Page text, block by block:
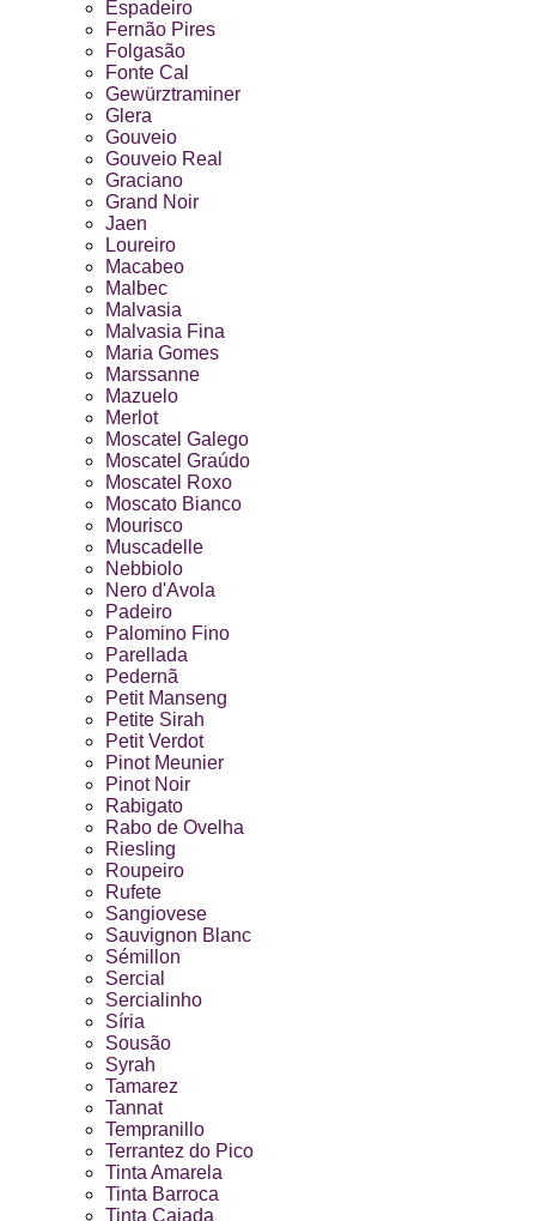
Espadeiro
Fernão Pires
Folgasão
Fonte Cal
Gewürztraminer
Glera
Gouveio
Gouveio Real
Graciano
Grand Noir
Jaen
Loureiro
Macabeo
Malbec
Malvasia
Malvasia Fina
Maria Gomes
Marssanne
Mazuelo
Merlot
Moscatel Galego
Moscatel Graúdo
Moscatel Roxo
Moscato Bianco
Mourisco
Muscadelle
Nebbiolo
Nero d'Avola
Padeiro
Palomino Fino
Parellada
Pedernã
Petit Manseng
Petite Sirah
Petit Verdot
Pinot Meunier
Pinot Noir
Rabigato
Rabo de Ovelha
Riesling
Roupeiro
Rufete
Sangiovese
Sauvignon Blanc
Sémillon
Sercial
Sercialinho
Síria
Sousão
Syrah
Tamarez
Tannat
Tempranillo
Terrantez do Pico
Tinta Amarela
Tinta Barroca
Tinta Caiada